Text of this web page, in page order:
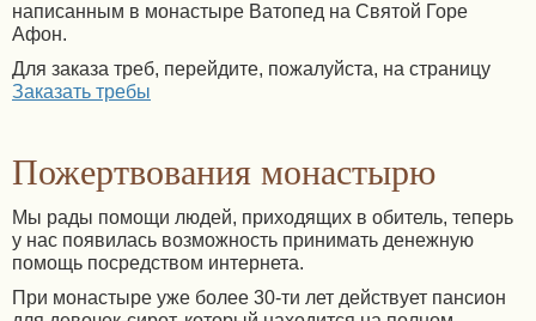
написанным в монастыре Ватопед на Святой Горе
Афон.
Для заказа треб, перейдите, пожалуйста, на страницу
Заказать требы
Пожертвования монастырю
Мы рады помощи людей, приходящих в обитель, теперь
у нас появилась возможность принимать денежную
помощь посредством интернета.
При монастыре уже более 30-ти лет действует пансион